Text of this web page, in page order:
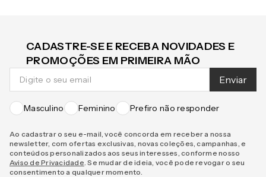
CADASTRE-SE E RECEBA NOVIDADES E
PROMOÇÕES EM PRIMEIRA MÃO
Enviar
Masculino Feminino Prefiro não responder
Ao cadastrar o seu e-mail, você concorda em receber a nossa
newsletter, com ofertas exclusivas, novas coleções, campanhas, e
conteúdos personalizados aos seus interesses, conforme nosso
Aviso de Privacidade . Se mudar de ideia, você pode revogar o seu
consentimento a qualquer momento.